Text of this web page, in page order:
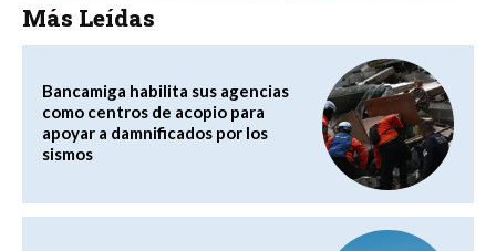
Más Leídas
Bancamiga habilita sus agencias
como centros de acopio para
apoyar a damnificados por los
sismos